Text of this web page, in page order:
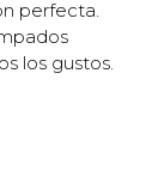
perfecta.
los gustos.